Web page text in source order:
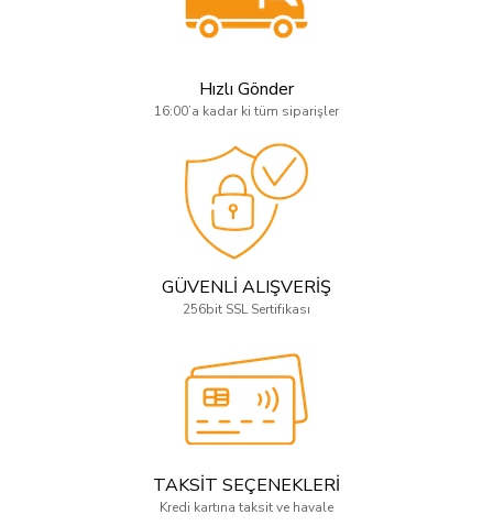
Hızlı Gönder
16:00’a kadar ki tüm siparişler
GÜVENLİ ALIŞVERİŞ
256bit SSL Sertifikası
TAKSİT SEÇENEKLERİ
Kredi kartına taksit ve havale